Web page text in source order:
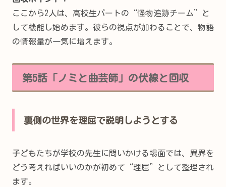
ここから2人は、高校生パートの“怪物追跡チーム”と
して機能し始めます。彼らの視点が加わることで、物語
の情報量が一気に増えます。
第5話「ノミと曲芸師」の伏線と回収
裏側の世界を理屈で説明しようとする
子どもたちが学校の先生に問いかける場面では、異界を
どう考えればいいのかが初めて“理屈”として整理され
ます。